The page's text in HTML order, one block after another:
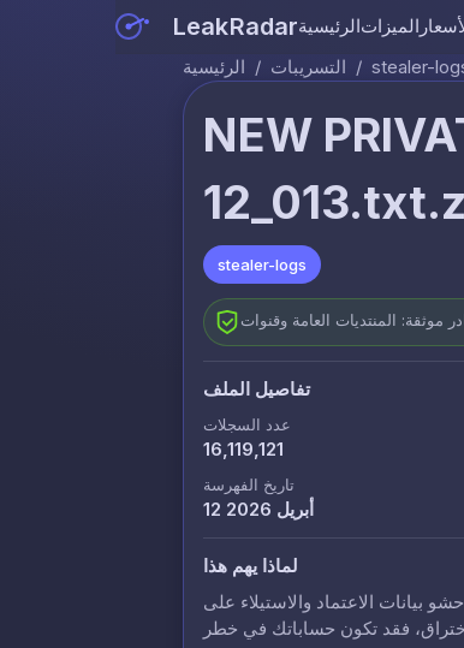
LeakRadarالرئيسيةالميزات
الرئيسية / التسريبات / stealer-
NEW
stealer-logs
تفاصيل الملف
عدد السجلات
16,119,121
تاريخ الفهرسة
12 أبريل 2026
لماذا يهم هذا
الاعتماد والاستيلاء على